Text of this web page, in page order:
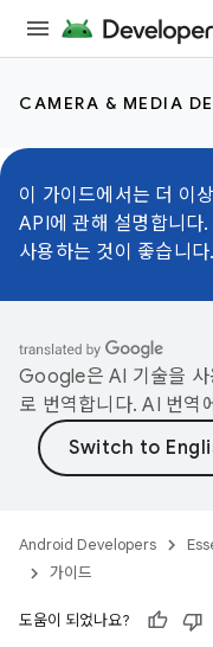
CAMERA & MEDIA
이 가이드에서는 더 이
API에 관해 설명합니다.
사용하는 것이 좋습니다.
Google은 AI 기술을 사
로 번역합니다. AI 번역
Android Developers
가이드
도움이 되었나요?